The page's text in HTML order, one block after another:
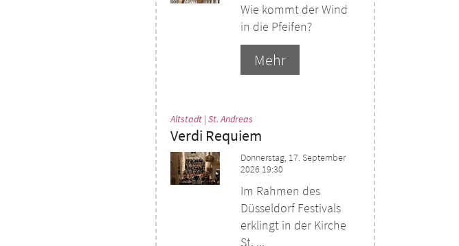
Wie kommt der Wind
in die Pfeifen?
Mehr
Altstadt | St. Andreas
Verdi Requiem
Donnerstag, 17. September
2026 19:30
Im Rahmen des
Düsseldorf Festivals
erklingt in der Kirche
St. ...